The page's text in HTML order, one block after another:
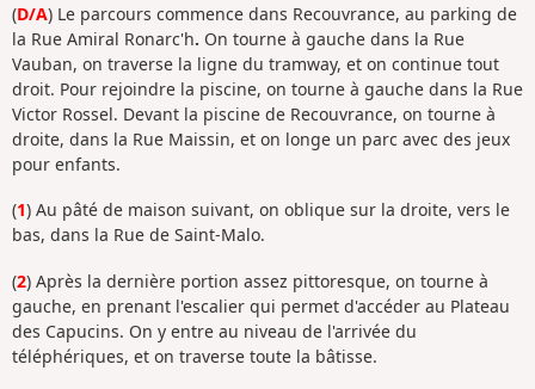
(D/A) Le parcours commence dans Recouvrance, au parking de
la Rue Amiral Ronarc'h. On tourne à gauche dans la Rue
Vauban, on traverse la ligne du tramway, et on continue tout
droit. Pour rejoindre la piscine, on tourne à gauche dans la Rue
Victor Rossel. Devant la piscine de Recouvrance, on tourne à
droite, dans la Rue Maissin, et on longe un parc avec des jeux
pour enfants.
(1) Au pâté de maison suivant, on oblique sur la droite, vers le
bas, dans la Rue de Saint-Malo.
(2) Après la dernière portion assez pittoresque, on tourne à
gauche, en prenant l'escalier qui permet d'accéder au Plateau
des Capucins. On y entre au niveau de l'arrivée du
téléphériques, et on traverse toute la bâtisse.